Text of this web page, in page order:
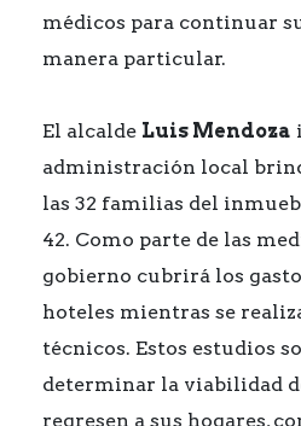
médicos para continuar
manera particular.
El alcalde Luis Mendoza
administración local
las 32 familias del
42. Como parte de las
gobierno cubrirá los
hoteles mientras se
técnicos. Estos estudios
determinar la viabilidad
regresen a sus hogares,